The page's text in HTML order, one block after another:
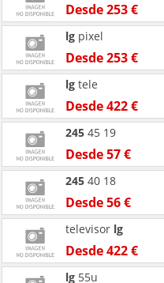
Desde 253 €
Desde 253 €
lg pixel
Desde 422 €
lg tele
Desde 57 €
245 45 19
Desde 56 €
245 40 18
Desde 422 €
televisor lg
lg 55u